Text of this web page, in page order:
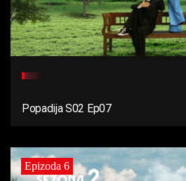
Popadija S02 Ep07
Epizoda 6